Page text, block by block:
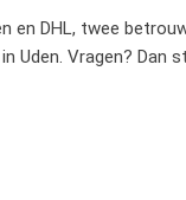
en DHL, twee
Uden. Vragen? Dan